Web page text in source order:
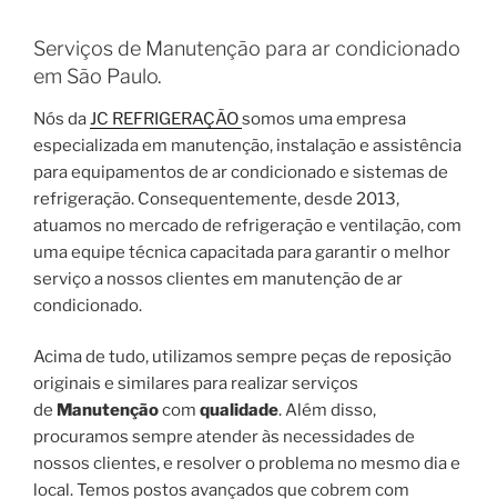
Serviços de Manutenção para ar condicionado
em São Paulo.
Nós daJC REFRIGERAÇÃOsomos uma empresa
especializada em manutenção, instalação e assistência
para equipamentos de ar condicionado e sistemas de
refrigeração. Consequentemente, desde 2013,
atuamos no mercado de refrigeração e ventilação, com
uma equipe técnica capacitada para garantir o melhor
serviço a nossos clientes em manutenção de ar
condicionado.
Acima de tudo, utilizamos sempre peças de reposição
originais e similares para realizar serviços
de Manutençãocom qualidade. Além disso,
procuramos sempre atender às necessidades de
nossos clientes, e resolver o problema no mesmo dia e
local. Temos postos avançados que cobrem com